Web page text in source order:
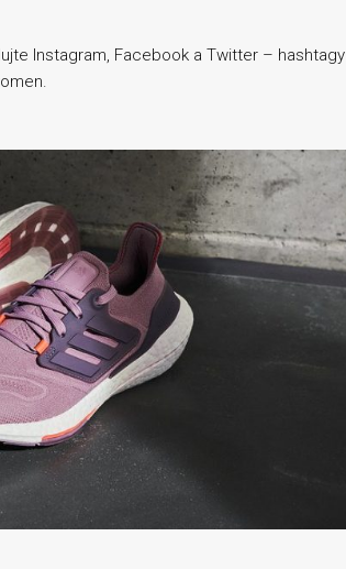
Instagram, Facebook a Twitter – hashtagy